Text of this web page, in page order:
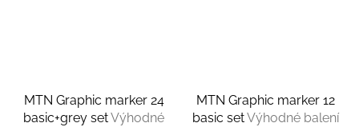
MTN Graphic marker 24
basic+grey setVýhodné
MTN Graphic marker 12
basic setVýhodné balení